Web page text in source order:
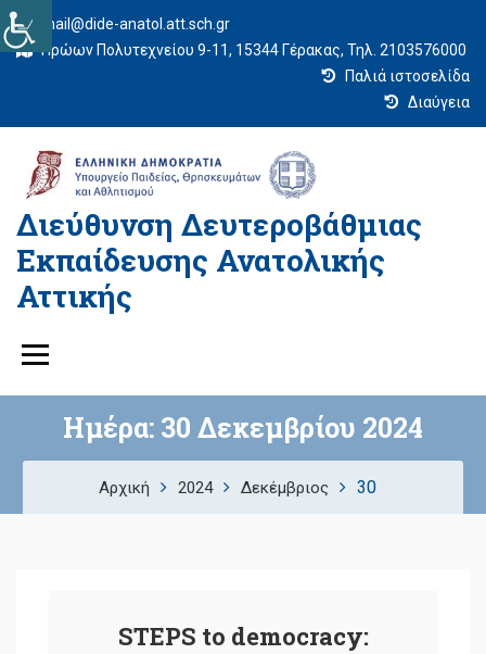
mail@dide-anatol.att.sch.gr
Ηρώων Πολυτεχνείου 9-11, 15344 Γέρακας, Τηλ. 2103576000
Παλιά ιστοσελίδα
Διαύγεια
Διεύθυνση Δευτεροβάθμιας
Εκπαίδευσης Ανατολικής
Αττικής
Ημέρα: 30 Δεκεμβρίου 2024
Αρχική 2024 Δεκέμβριος 30
STEPS to democracy: